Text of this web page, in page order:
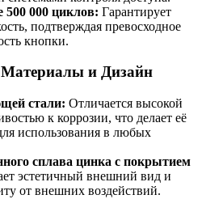
500 000 циклов: Гарантирует
подтверждая превосходное
кнопки.
и Дизайн
стали: Отличается высокой
к коррозии, что делает её
использования в любых
сплава цинка с покрытием
эстетичный внешний вид и
от внешних воздействий.